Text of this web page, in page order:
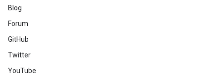
Blog
Forum
GitHub
Twitter
YouTube